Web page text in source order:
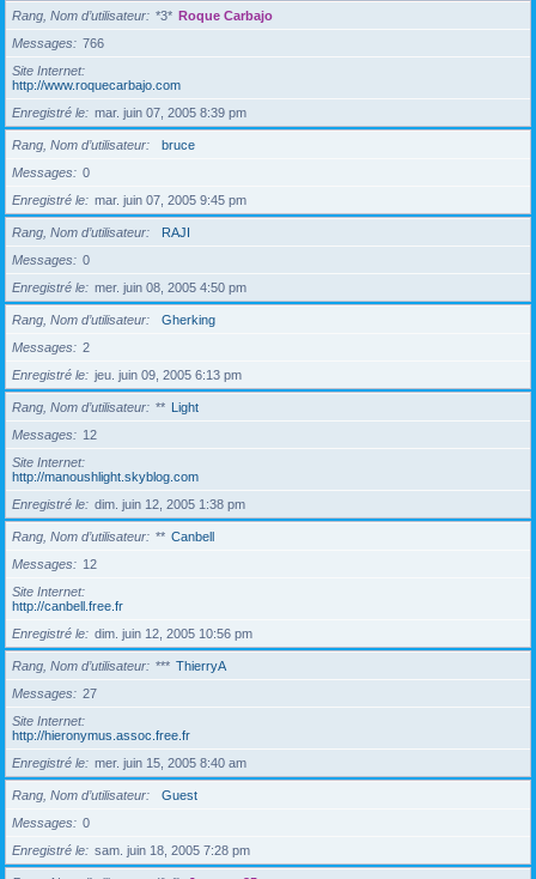
Rang, Nom d’utilisateur *3* Roque Carbajo
Messages
766
Site Internet
http://www.roquecarbajo.com
Enregistré le
mar. juin 07, 2005 8:39 pm
Rang, Nom d’utilisateur
bruce
Messages
0
Enregistré le
mar. juin 07, 2005 9:45 pm
Rang, Nom d’utilisateur
RAJI
Messages
0
Enregistré le
mer. juin 08, 2005 4:50 pm
Rang, Nom d’utilisateur
Gherking
Messages
2
Enregistré le
jeu. juin 09, 2005 6:13 pm
Rang, Nom d’utilisateur ** Light
Messages
12
Site Internet
http://manoushlight.skyblog.com
Enregistré le
dim. juin 12, 2005 1:38 pm
Rang, Nom d’utilisateur ** Canbell
Messages
12
Site Internet
http://canbell.free.fr
Enregistré le
dim. juin 12, 2005 10:56 pm
Rang, Nom d’utilisateur *** ThierryA
Messages
27
Site Internet
http://hieronymus.assoc.free.fr
Enregistré le
mer. juin 15, 2005 8:40 am
Rang, Nom d’utilisateur
Guest
Messages
0
Enregistré le
sam. juin 18, 2005 7:28 pm